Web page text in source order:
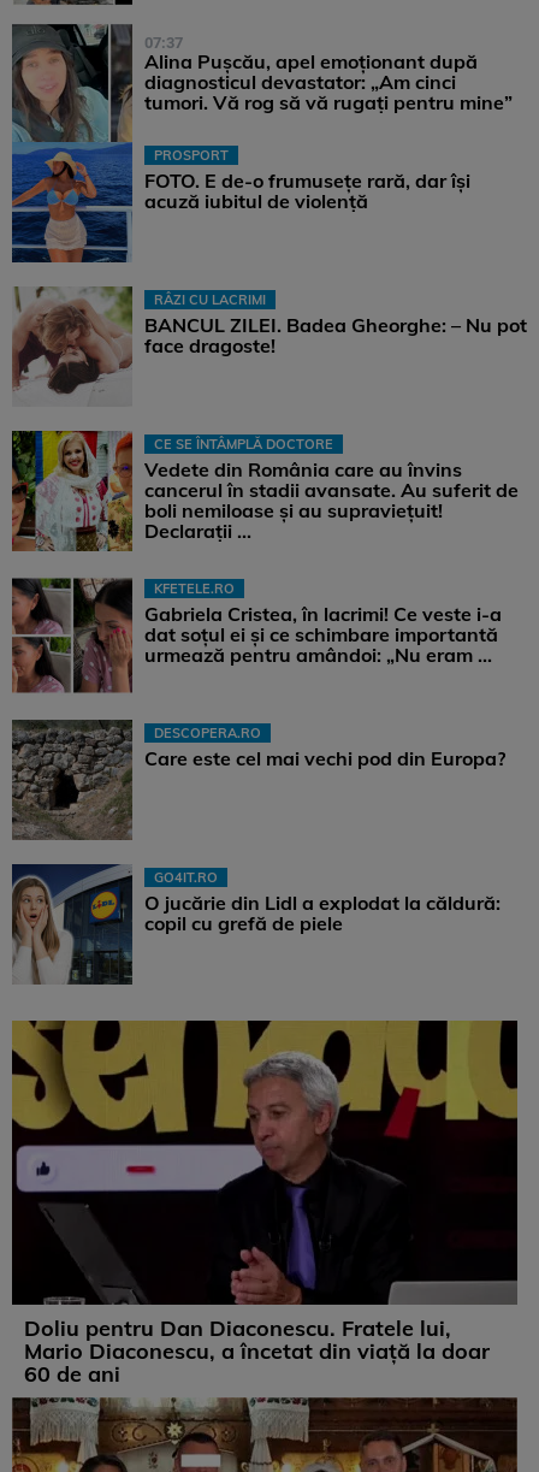
07:37
Alina Pușcău, apel emoționant după
diagnosticul devastator: „Am cinci
tumori. Vă rog să vă rugați pentru mine”
PROSPORT
FOTO. E de-o frumusețe rară, dar își
acuză iubitul de violență
RÂZI CU LACRIMI
BANCUL ZILEI. Badea Gheorghe: – Nu pot
face dragoste!
CE SE ÎNTÂMPLĂ DOCTORE
Vedete din România care au învins
cancerul în stadii avansate. Au suferit de
boli nemiloase şi au supravieţuit!
Declarații ...
KFETELE.RO
Gabriela Cristea, în lacrimi! Ce veste i-a
dat soțul ei și ce schimbare importantă
urmează pentru amândoi: „Nu eram ...
DESCOPERA.RO
Care este cel mai vechi pod din Europa?
GO4IT.RO
O jucărie din Lidl a explodat la căldură:
copil cu grefă de piele
Doliu pentru Dan Diaconescu. Fratele lui,
Mario Diaconescu, a încetat din viață la doar
60 de ani